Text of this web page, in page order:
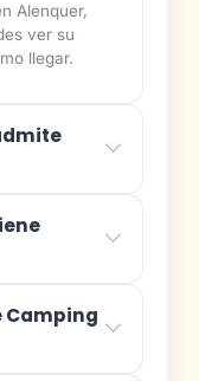
Alenquer,
ver su
llegar.
Camping